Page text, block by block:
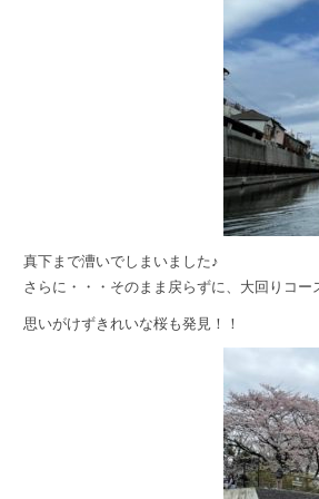
真下まで漕いでしまいました♪
さらに・・・そのまま戻らずに、大回りコー
思いがけずきれいな桜も発見！！